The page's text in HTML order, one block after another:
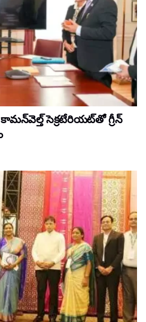
సెక్రటేరియట్‌తో గ్రీన్